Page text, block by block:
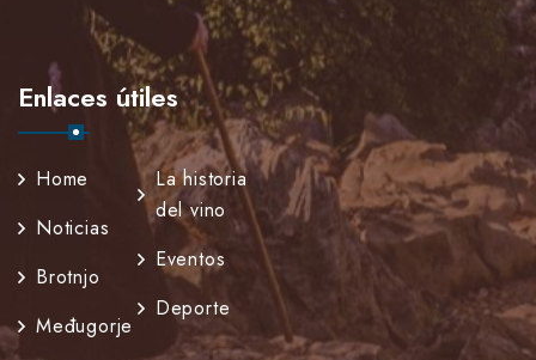
Enlaces útiles
Home
Noticias
Brotnjo
Međugorje
La historia
del vino
Eventos
Deporte